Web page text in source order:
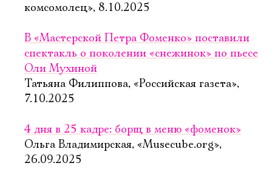
комсомолец», 8.10.2025
В «Мастерской Петра Фоменко» поставили
спектакль о поколении «снежинок» по пьесе
Оли Мухиной
Татьяна Филиппова, «Российская газета»,
7.10.2025
4 дня в 25 кадре: борщ в меню «фоменок»
Ольга Владимирская, «Musecube.org»,
26.09.2025